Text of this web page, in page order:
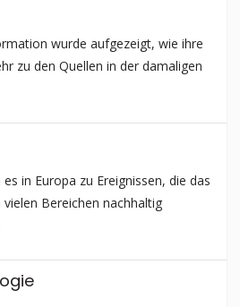
wurde aufgezeigt, wie ihre
zu den Quellen in der damaligen
in Europa zu Ereignissen, die das
Bereichen nachhaltig